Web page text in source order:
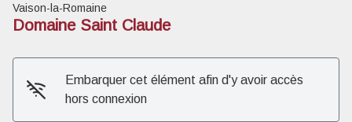
Voir l'image en plein écran
Vaison-la-Romaine
Domaine Saint Claude
Embarquer cet élément afin d'y avoir accès
hors connexion